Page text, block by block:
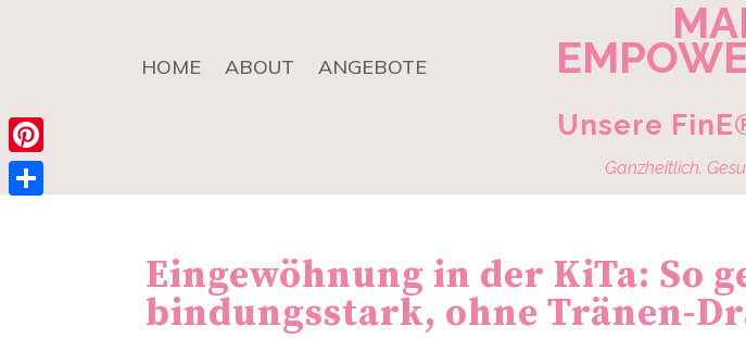
HOME ABOUT ANGEBOTE
Unsere
Ganzheitlich.
Eingewöhnung in der KiTa: So
bindungsstark, ohne Tränen-
Pinterest